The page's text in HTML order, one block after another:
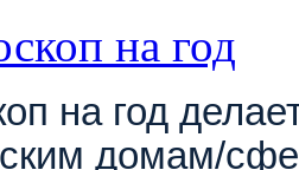
на год
на год
домам/